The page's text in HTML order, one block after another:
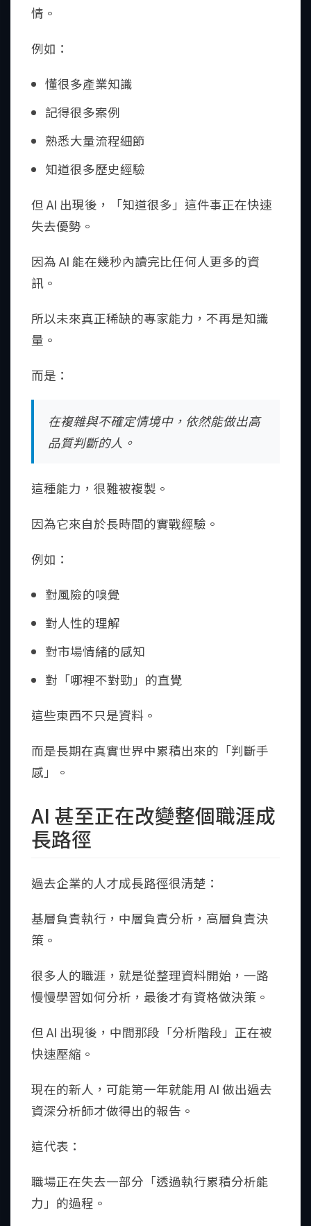
情。
例如：
懂很多產業知識
記得很多案例
熟悉大量流程細節
知道很多歷史經驗
但 AI 出現後，「知道很多」這件事正在快速
失去優勢。
因為 AI 能在幾秒內讀完比任何人更多的資
訊。
所以未來真正稀缺的專家能力，不再是知識
量。
而是：
在複雜與不確定情境中，依然能做出高
品質判斷的人。
這種能力，很難被複製。
因為它來自於長時間的實戰經驗。
例如：
對風險的嗅覺
對人性的理解
對市場情緒的感知
對「哪裡不對勁」的直覺
這些東西不只是資料。
而是長期在真實世界中累積出來的「判斷手
感」。
AI 甚至正在改變整個職涯成
長路徑
過去企業的人才成長路徑很清楚：
基層負責執行，中層負責分析，高層負責決
策。
很多人的職涯，就是從整理資料開始，一路
慢慢學習如何分析，最後才有資格做決策。
但 AI 出現後，中間那段「分析階段」正在被
快速壓縮。
現在的新人，可能第一年就能用 AI 做出過去
資深分析師才做得出的報告。
這代表：
職場正在失去一部分「透過執行累積分析能
力」的過程。